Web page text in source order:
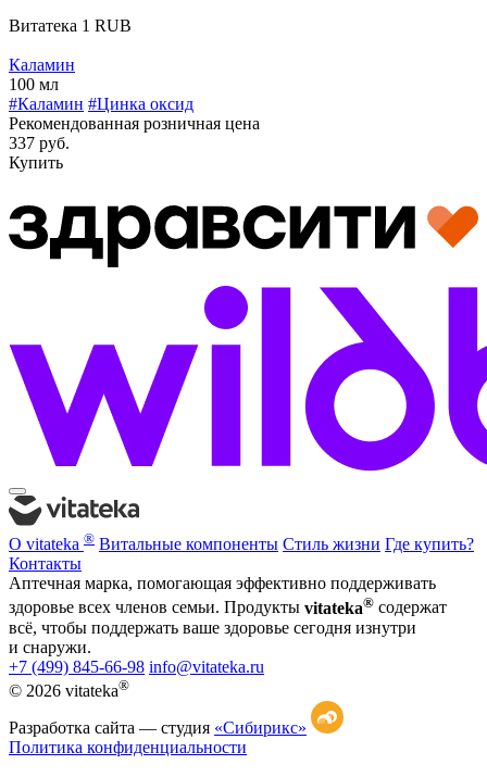
Витатека 1 RUB
Каламин
100 мл
#Каламин #Цинка оксид
Рекомендованная розничная цена
337 руб.
Купить
О vitateka ® Витальные компоненты Стиль жизни Где купить?
Контакты
Аптечная марка, помогающая эффективно поддерживать
здоровье всех членов семьи. Продукты vitateka® содержат
всё, чтобы поддержать ваше здоровье сегодня изнутри
и снаружи.
+7 (499) 845-66-98 info@vitateka.ru
© 2026 vitateka®
Разработка сайта — студия «Сибирикс»
Политика конфиденциальности